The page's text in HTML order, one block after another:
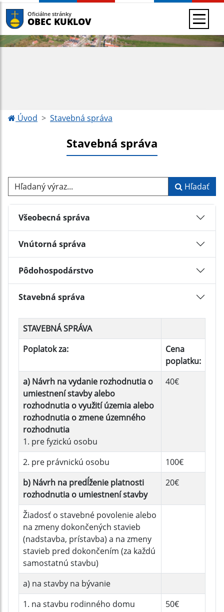
Oficiálne stránky
OBEC KUKLOV
Úvod Stavebná správa
Stavebná správa
Hľadaný výraz... Hľadať
Všeobecná správa
Vnútorná správa
Pôdohospodárstvo
Stavebná správa
STAVEBNÁ SPRÁVA
Poplatok za:
Cena
poplatku:
a) Návrh na vydanie rozhodnutia o
umiestnení stavby alebo
rozhodnutia o využití územia alebo
rozhodnutia o zmene územného
rozhodnutia
1. pre fyzickú osobu
40€
2. pre právnickú osobu
100€
b) Návrh na predĺženie platnosti
rozhodnutia o umiestnení stavby
20€
Žiadosť o stavebné povolenie alebo
na zmeny dokončených stavieb
(nadstavba, prístavba) a na zmeny
stavieb pred dokončením (za každú
samostatnú stavbu)
a) na stavby na bývanie
1. na stavbu rodinného domu
50€